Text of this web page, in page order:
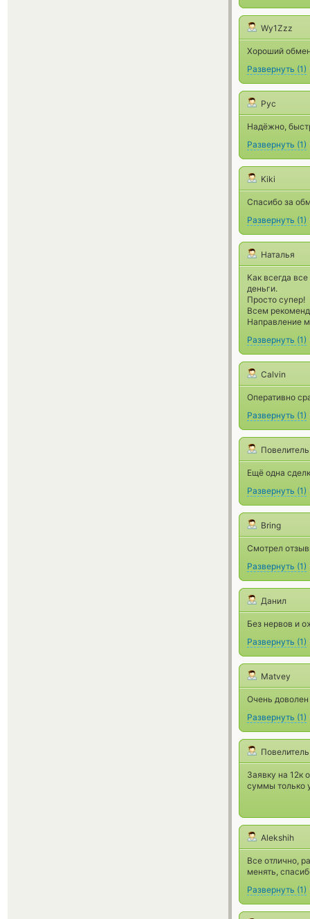
Wy1Zzz
Хороший
Развернуть (1)
Рус
Надёжно,
Развернуть (1)
Kiki
Спасибо за
Развернуть (1)
Наталья
Как всегда
деньги.
Просто супер!
Всем
Направление
Развернуть (1)
Calvin
Оперативно
Развернуть (1)
Повелитель
Ещё одна
Развернуть (1)
Bring
Смотрел
Развернуть (1)
Данил
Без нервов и
Развернуть (1)
Matvey
Очень
Развернуть (1)
Повелитель
Заявку на 12к
суммы только
Alekshih
Все отлично,
менять,
Развернуть (1)